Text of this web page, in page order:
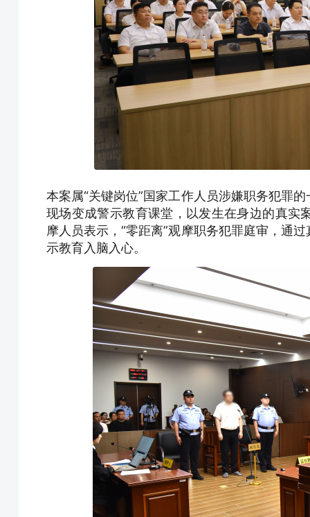
本案属“关键岗位”国家工作人员涉嫌职务犯罪
现场变成警示教育课堂，以发生在身边的真实
摩人员表示，“零距离”观摩职务犯罪庭审，通
示教育入脑入心。